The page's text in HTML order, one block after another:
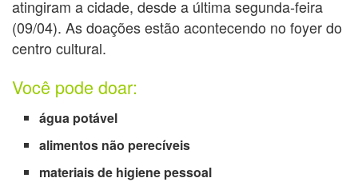
atingiram a cidade, desde a última segunda-feira
(09/04). As doações estão acontecendo no foyer do
centro cultural.
Você pode doar:
água potável
alimentos não perecíveis
materiais de higiene pessoal